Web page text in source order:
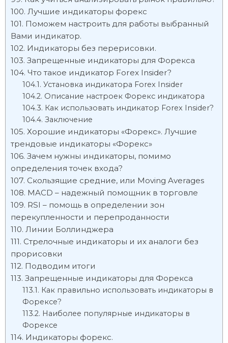
Лучшие индикаторы форекс
Поможем настроить для работы выбранный
Вами индикатор.
Индикаторы без перерисовки.
Запрещенные индикаторы для Форекса
Что такое индикатор Forex Insider?
Установка индикатора Forex Insider
Описание настроек Форекс индикатора
Как использовать индикатор Forex Insider?
Заключение
Хорошие индикаторы «Форекс». Лучшие
трендовые индикаторы «Форекс»
Зачем нужны индикаторы, помимо
определения точек входа?
Скользящие средние, или Moving Averages
MACD – надежный помощник в торговле
RSI – помощь в определении зон
перекупленности и перепроданности
Линии Боллинджера
Стрелочные индикаторы и их аналоги без
прорисовки
Подводим итоги
Запрещенные индикаторы для Форекса
Как правильно использовать индикаторы в
Форексе?
Наиболее популярные индикаторы в
Форексе
Индикаторы форекс.